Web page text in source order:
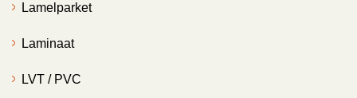
Lamelparket
Laminaat
LVT / PVC